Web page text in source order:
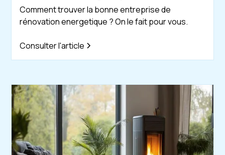
Comment trouver la bonne entreprise de
rénovation energetique ? On le fait pour vous.
Consulter l'article